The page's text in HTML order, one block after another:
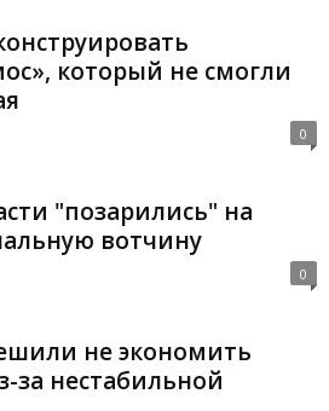
который не смогли
0
"позарились" на
вотчину
0
не экономить
за нестабильной